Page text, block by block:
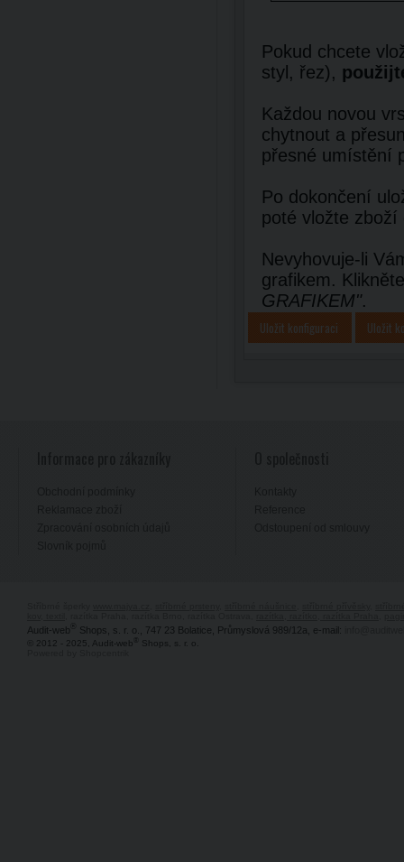
Pokud chcete
styl, řez),
Každou novou
chytnout a
přesné umístění
Po dokončení
poté vložte zboží
Nevyhovuje-li
grafikem.
GRAFIKEM".
Uložit konfiguraci Uložit
Audit-web Shops, s. r. o., 747 23 Bolatice, Průmyslová 989/12a, e-mail:
© 2012 - 2025, Audit-web
Shops, s. r. o.